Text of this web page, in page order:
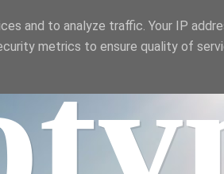
and to analyze traffic. Your IP
metrics to ensure quality of